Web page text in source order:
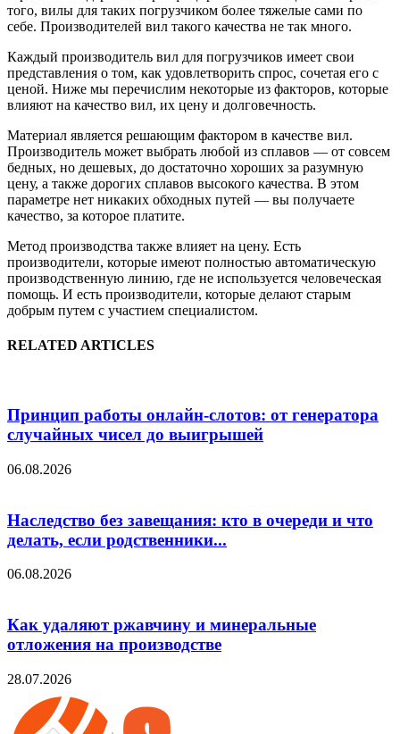
того, вилы для таких погрузчиком более тяжелые сами по
себе. Производителей вил такого качества не так много.
Каждый производитель вил для погрузчиков имеет свои
представления о том, как удовлетворить спрос, сочетая его с
ценой. Ниже мы перечислим некоторые из факторов, которые
влияют на качество вил, их цену и долговечность.
Материал является решающим фактором в качестве вил.
Производитель может выбрать любой из сплавов — от совсем
бедных, но дешевых, до достаточно хороших за разумную
цену, а также дорогих сплавов высокого качества. В этом
параметре нет никаких обходных путей — вы получаете
качество, за которое платите.
Метод производства также влияет на цену. Есть
производители, которые имеют полностью автоматическую
производственную линию, где не используется человеческая
помощь. И есть производители, которые делают старым
добрым путем с участием специалистом.
RELATED ARTICLES
Принцип работы онлайн-слотов: от генератора
случайных чисел до выигрышей
06.08.2026
Наследство без завещания: кто в очереди и что
делать, если родственники...
06.08.2026
Как удаляют ржавчину и минеральные
отложения на производстве
28.07.2026